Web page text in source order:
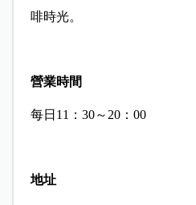
啡時光。
營業時間
每日11：30～20：00
地址